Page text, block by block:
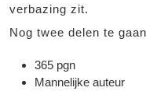
verbazing zit.
Nog twee delen te gaan
365 pgn
Mannelijke auteur